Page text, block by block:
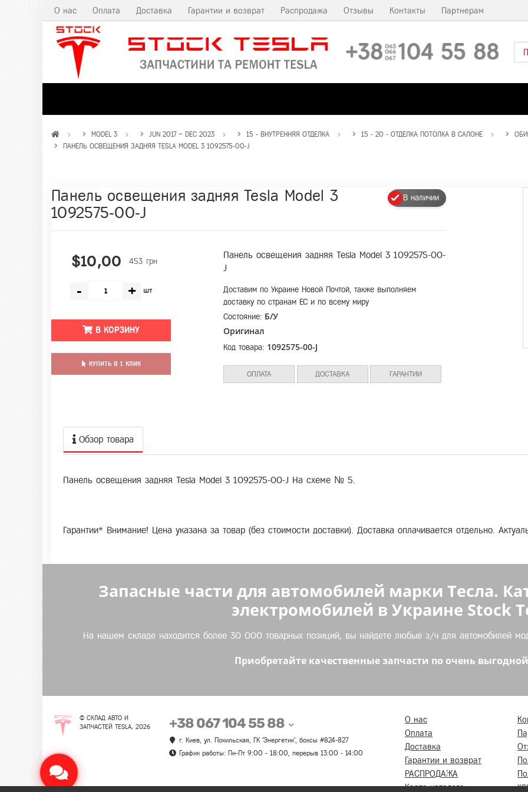
О нас Оплата Доставка Гарантии и возврат Распродажа Отзывы Контакты Партнерам
MODEL 3 JUN 2017 – DEC 2023 15 - ВНУТРЕННЯЯ ОТДЕЛКА 15 - 20 - ОТДЕЛКА ПОТОЛКА В САЛОНЕ
ПАНЕЛЬ ОСВЕЩЕНИЯ ЗАДНЯЯ TESLA MODEL 3 1092575-00-J
В наличии
Панель освещения задняя Tesla Model 3
1092575-00-J
$10,00 453 грн
- + шт
В КОРЗИНУ
КУПИТЬ В 1 КЛИК
Панель освещения задняя Tesla Model 3 1092575-00-
J
Доставим по Украине Новой Почтой, также выполняем
доставку по странам ЕС и по всему миру
Состояние: Б/У
Оригинал
Код товара: 1092575-00-J
ОПЛАТА ДОСТАВКА ГАРАНТИИ
Обзор товара
Панель освещения задняя Tesla Model 3 1092575-00-J На схеме № 5.
Гарантии* Внимание! Цена указана за товар (без стоимости доставки). Доставка оплачивается отдельно.
Запасные части для автомобилей марки Тесла.
электромобилей в Украине Stock
На нашем складе находится более 30 000 товарных позиций, вы найдете любые з/ч для автомобилей
Приобретайте качественные запчасти по очень
© СКЛАД АВТО И
ЗАПЧАСТЕЙ TESLA, 2026
+38 067 104 55 88
г. Киев, ул. Покильская, ГК 'Энергетик', боксы #824-827
График работы: Пн-Пт 9:00 - 18:00, перерыв 13:00 - 14:00
О нас
Оплата
Доставка
Гарантии и возврат
РАСПРОДАЖА
Карта каталога